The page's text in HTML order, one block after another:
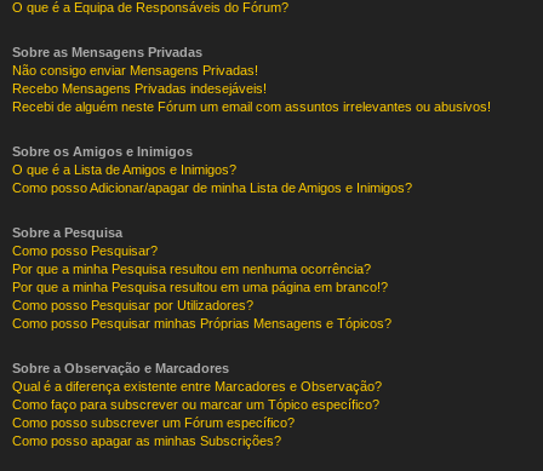
O que é a Equipa de Responsáveis do Fórum?
Sobre as Mensagens Privadas
Não consigo enviar Mensagens Privadas!
Recebo Mensagens Privadas indesejáveis!
Recebi de alguém neste Fórum um email com assuntos irrelevantes ou abusivos!
Sobre os Amigos e Inimigos
O que é a Lista de Amigos e Inimigos?
Como posso Adicionar/apagar de minha Lista de Amigos e Inimigos?
Sobre a Pesquisa
Como posso Pesquisar?
Por que a minha Pesquisa resultou em nenhuma ocorrência?
Por que a minha Pesquisa resultou em uma página em branco!?
Como posso Pesquisar por Utilizadores?
Como posso Pesquisar minhas Próprias Mensagens e Tópicos?
Sobre a Observação e Marcadores
Qual é a diferença existente entre Marcadores e Observação?
Como faço para subscrever ou marcar um Tópico específico?
Como posso subscrever um Fórum específico?
Como posso apagar as minhas Subscrições?